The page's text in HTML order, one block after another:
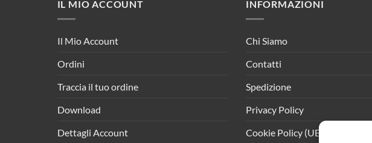
IL MIO ACCOUNT
Il Mio Account
Ordini
Traccia il tuo ordine
Download
Dettagli Account
INFORMAZIONI
Chi Siamo
Contatti
Spedizione
Privacy Policy
Cookie Policy (UE)